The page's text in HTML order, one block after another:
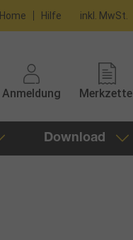
Home Hilfe inkl. MwSt.
Anmeldung Merkzettel
Download